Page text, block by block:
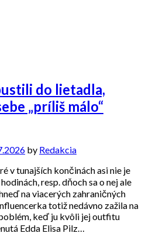
do lietadla,
„príliš málo“
by Redakcia
v tunajších končinách asi nie je
resp. dňoch sa o nej ale
na viacerých zahraničných
totiž nedávno zažila na
keď ju kvôli jej outfitu
Edda Elisa Pilz…